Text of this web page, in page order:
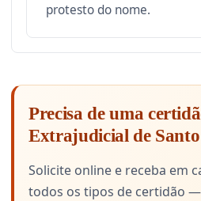
protesto do nome.
Precisa de uma
Extrajudicial de
Solicite online e receba em
todos os tipos de certidão